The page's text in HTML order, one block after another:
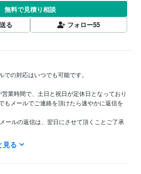
無料で見積り相談
る
フォロー55
の対応はいつでも可能です。
業時間で、土日と祝日が定休日となっており
もメールでご連絡を頂けたら速やかに返信を
ールの返信は、翌日にさせて頂くことご了承
をする場合はブログ等で事前に告知させて頂
見る